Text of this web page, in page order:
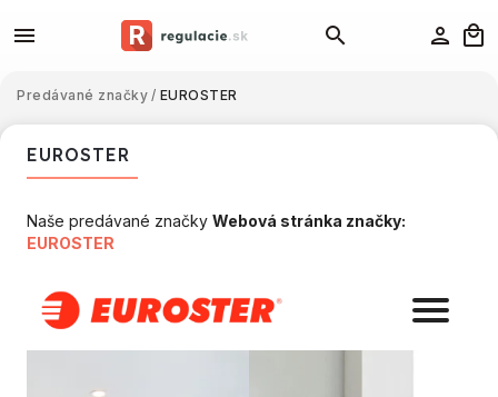
Predávané značky / EUROSTER
EUROSTER
Naše predávané značky Webová stránka značky:
EUROSTER